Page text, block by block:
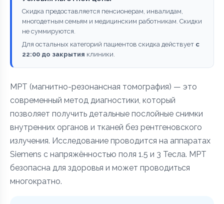
Скидка предоставляется пенсионерам, инвалидам,
многодетным семьям и медицинским работникам. Скидки
не суммируются.
Для остальных категорий пациентов скидка действует с
22:00 до закрытия клиники.
МРТ (магнитно-резонансная томография) — это
современный метод диагностики, который
позволяет получить детальные послойные снимки
внутренних органов и тканей без рентгеновского
излучения. Исследование проводится на аппаратах
Siemens с напряжённостью поля 1.5 и 3 Тесла. МРТ
безопасна для здоровья и может проводиться
многократно.